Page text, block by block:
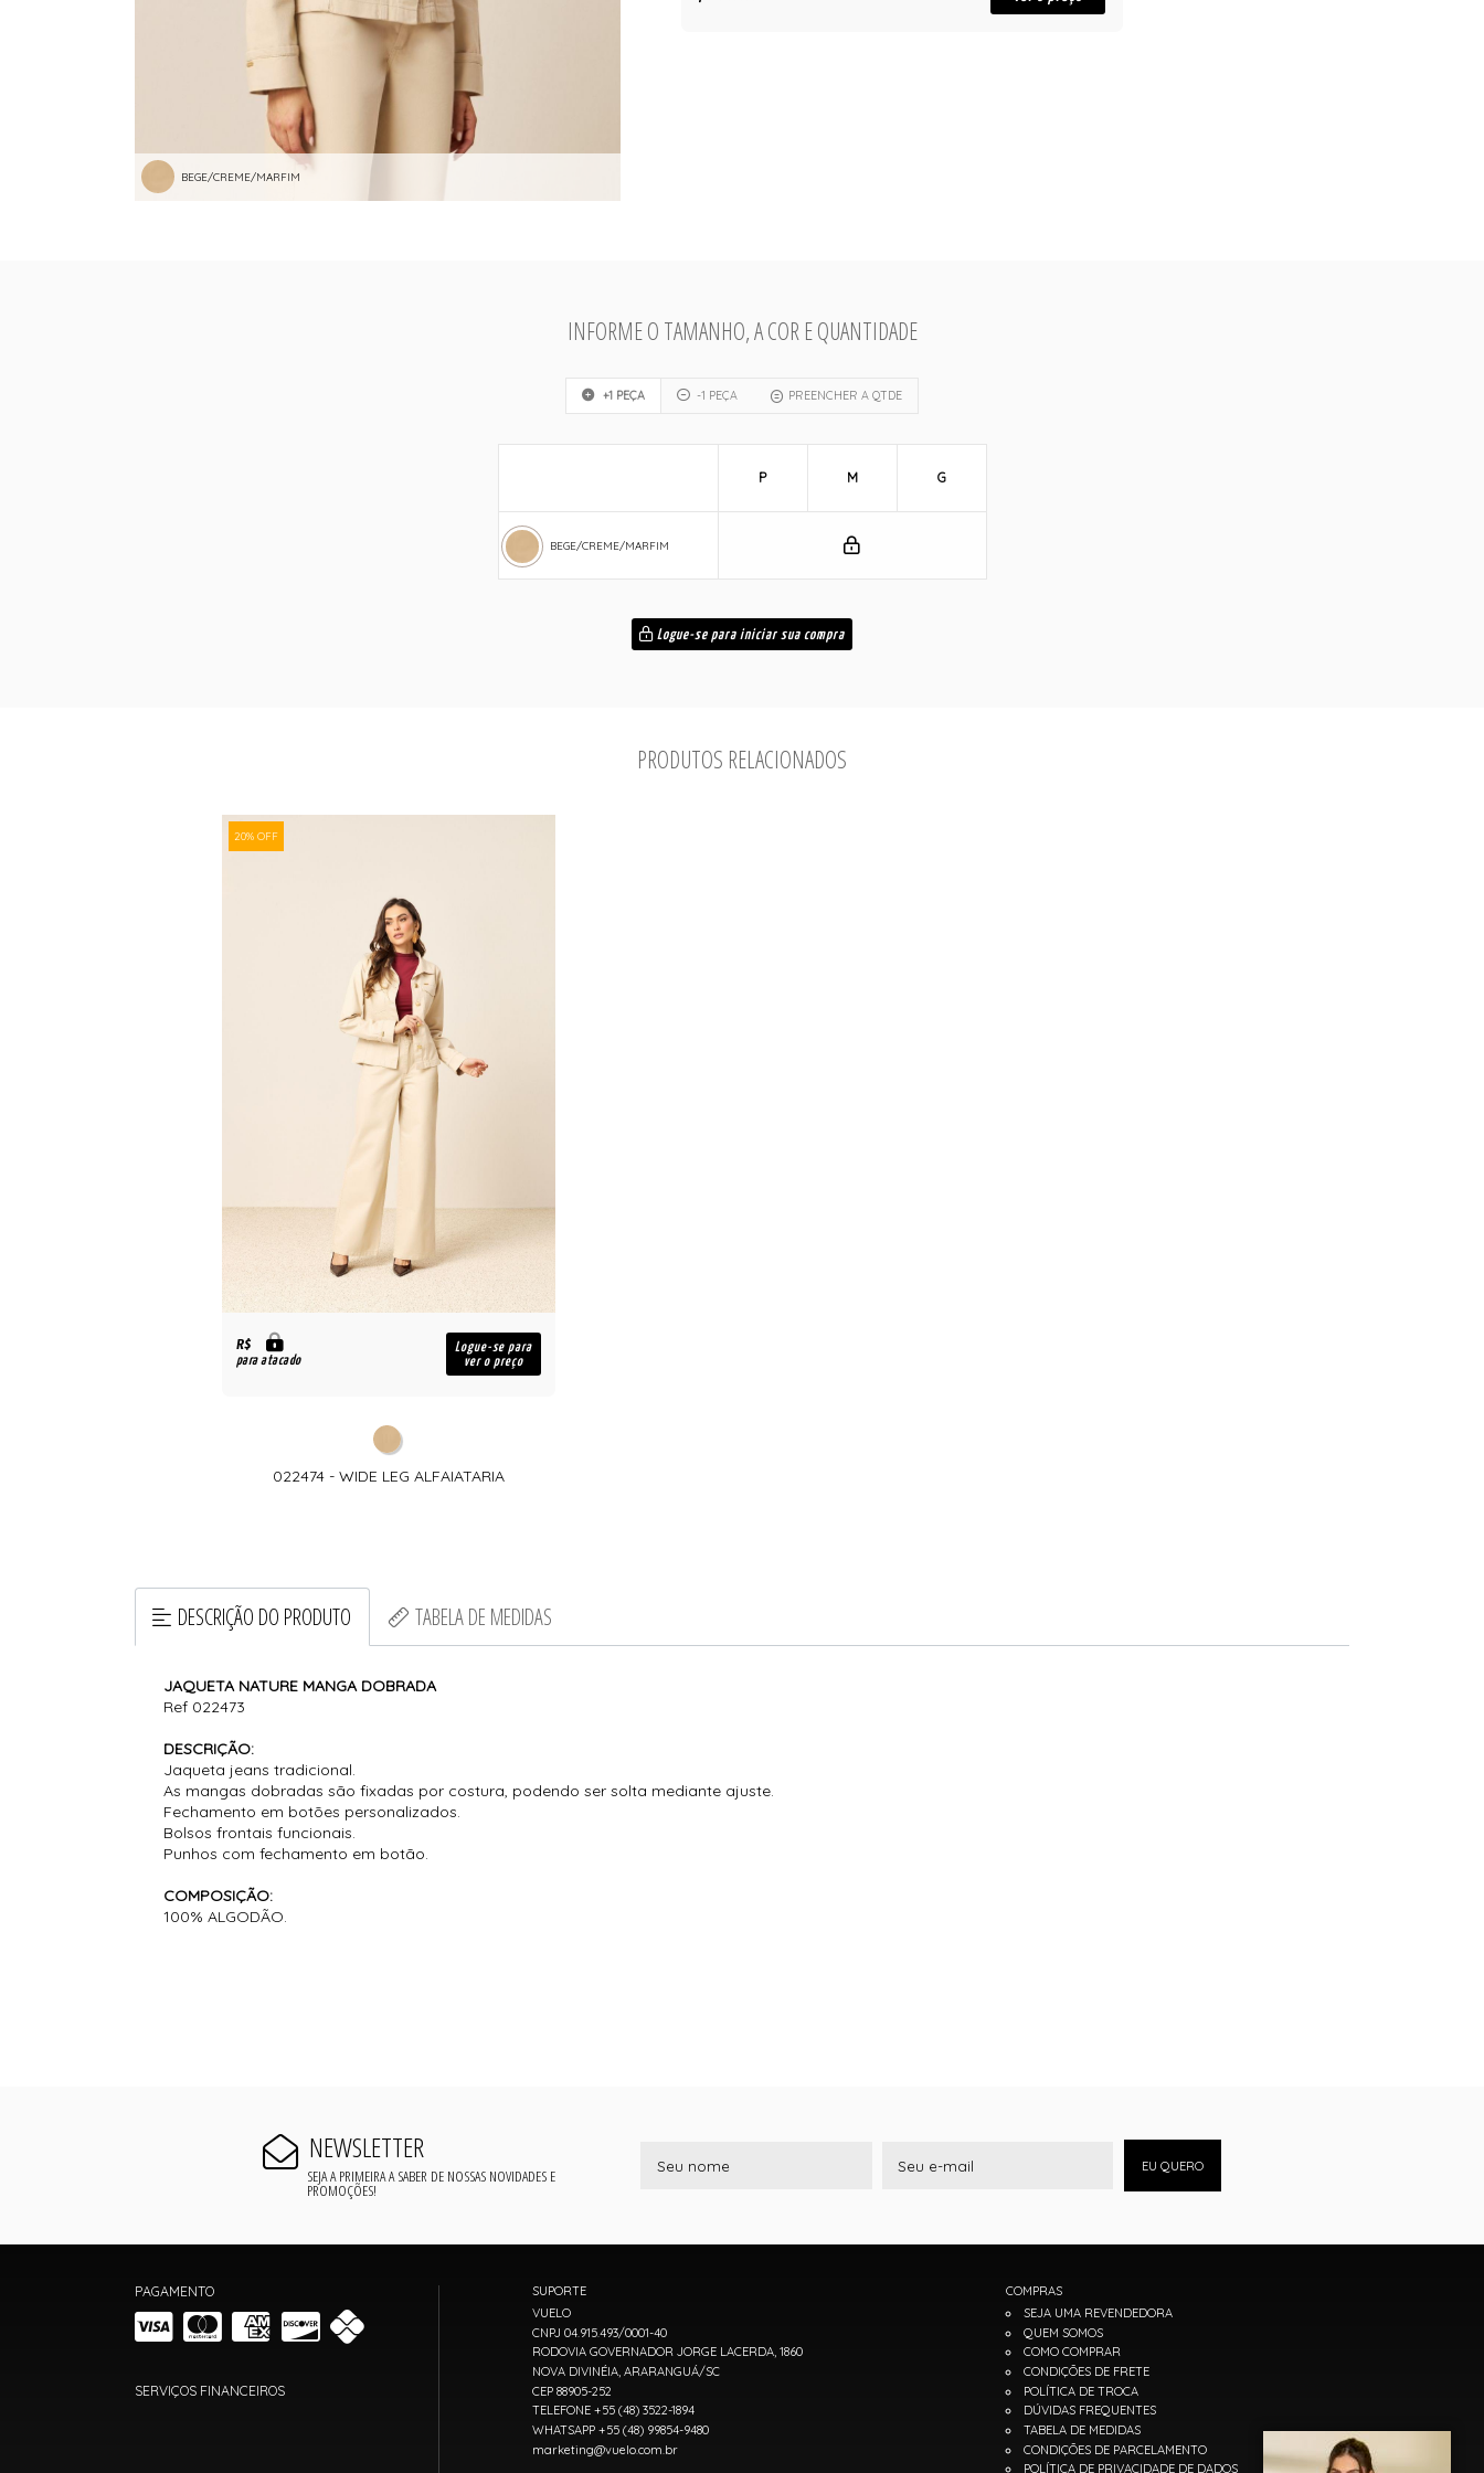
BEGE/CREME/MARFIM
INFORME O TAMANHO, A COR E QUANTIDADE
+1 PEÇA -1 PEÇA PREENCHER A QTDE
BEGE/CREME/MARFIM
P M G
Logue-se para iniciar sua compra
PRODUTOS RELACIONADOS
20% OFF
R$
para atacado
Logue-se para
ver o preço
022474 - WIDE LEG ALFAIATARIA
DESCRIÇÃO DO PRODUTO TABELA DE MEDIDAS
JAQUETA NATURE MANGA DOBRADA
Ref 022473
DESCRIÇÃO:
Jaqueta jeans tradicional.
As mangas dobradas são fixadas por costura, podendo ser solta mediante ajuste.
Fechamento em botões personalizados.
Bolsos frontais funcionais.
Punhos com fechamento em botão.
COMPOSIÇÃO:
100% ALGODÃO.
NEWSLETTER
SEJA A PRIMEIRA A SABER DE NOSSAS NOVIDADES E
PROMOÇÕES!
EU QUERO
PAGAMENTO
SERVIÇOS FINANCEIROS
SUPORTE
VUELO
CNPJ 04.915.493/0001-40
RODOVIA GOVERNADOR JORGE LACERDA, 1860
NOVA DIVINÉIA, ARARANGUÁ/SC
CEP 88905-252
TELEFONE +55 (48) 3522-1894
WHATSAPP +55 (48) 99854-9480
marketing@vuelo.com.br
COMPRAS
SEJA UMA REVENDEDORA
QUEM SOMOS
COMO COMPRAR
CONDIÇÕES DE FRETE
POLÍTICA DE TROCA
DÚVIDAS FREQUENTES
TABELA DE MEDIDAS
CONDIÇÕES DE PARCELAMENTO
POLÍTICA DE PRIVACIDADE DE DADOS